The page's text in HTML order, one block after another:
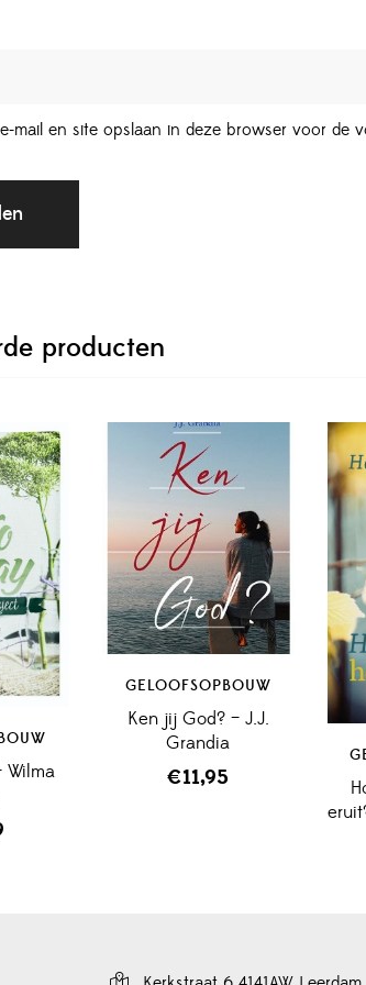
mail en site opslaan in deze browser voor de
producten
Wilma
GELOOFSOPBOUW
Ken jij God? – J.J.
Grandia
€11,95